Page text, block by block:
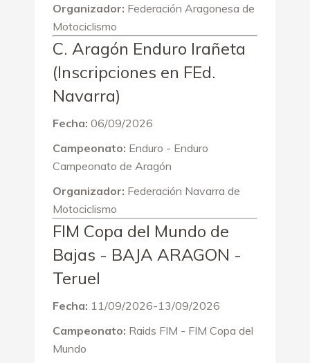
Organizador: Federación Aragonesa de
Motociclismo
C. Aragón Enduro Irañeta
(Inscripciones en FEd.
Navarra)
Fecha: 06/09/2026
Campeonato: Enduro - Enduro
Campeonato de Aragón
Organizador: Federación Navarra de
Motociclismo
FIM Copa del Mundo de
Bajas - BAJA ARAGON -
Teruel
Fecha: 11/09/2026-13/09/2026
Campeonato: Raids FIM - FIM Copa del
Mundo